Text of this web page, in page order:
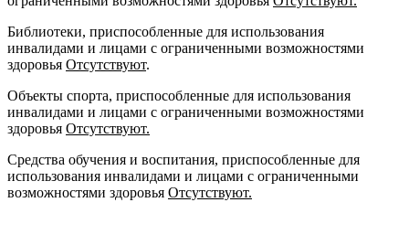
Библиотеки, приспособленные для использования
инвалидами и лицами с ограниченными возможностями
здоровья Отсутствуют.
Объекты спорта, приспособленные для использования
инвалидами и лицами с ограниченными возможностями
здоровья Отсутствуют.
Средства обучения и воспитания, приспособленные для
использования инвалидами и лицами с ограниченными
возможностями здоровья Отсутствуют.